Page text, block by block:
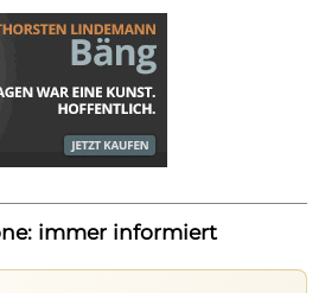
immer informiert